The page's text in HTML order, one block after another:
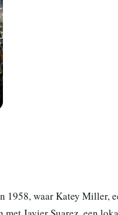
1958, waar Katey Miller,